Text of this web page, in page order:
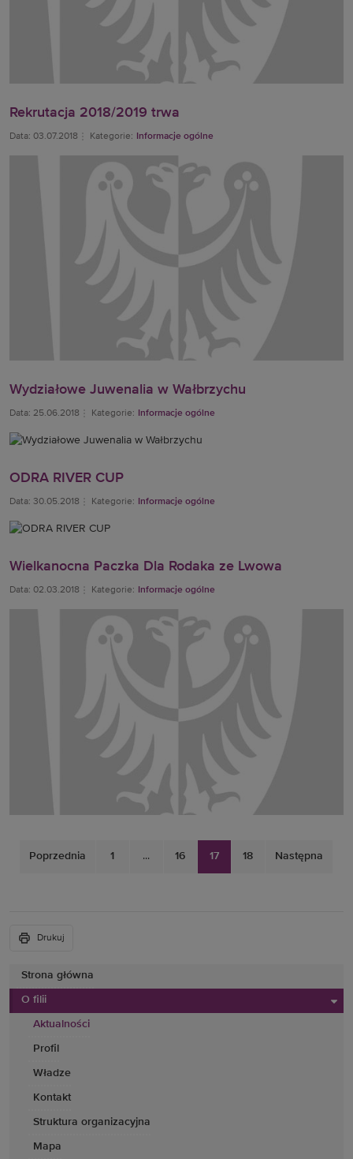
Strona główna
O filii
Aktualności
Profil
Władze
Kontakt
Struktura organizacyjna
Mapa
Rekrutacja 2018/2019 trwa
Data: 03.07.2018 Kategorie: Informacje ogólne
Wydziałowe Juwenalia w Wałbrzychu
Data: 25.06.2018 Kategorie: Informacje ogólne
ODRA RIVER CUP
Data: 30.05.2018 Kategorie: Informacje ogólne
Wielkanocna Paczka Dla Rodaka ze Lwowa
Data: 02.03.2018 Kategorie: Informacje ogólne
Poprzednia 1 ... 16 17 18 Następna
Drukuj